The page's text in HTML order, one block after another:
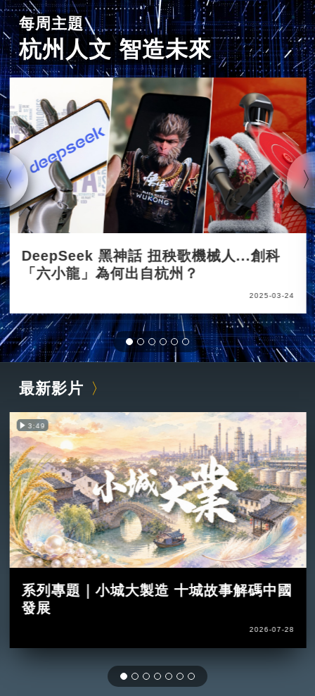
每周主題
杭州人文 智造未來
DeepSeek 黑神話 扭秧歌機械人...創科
「六小龍」為何出自杭州？
2025-03-24
最新影片
3:49
系列專題｜小城大製造 十城故事解碼中國
發展
2026-07-28